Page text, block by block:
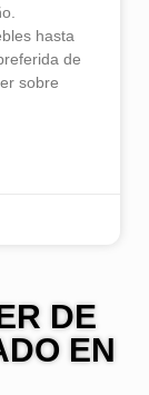
hasta
de
sobre
DE
EN